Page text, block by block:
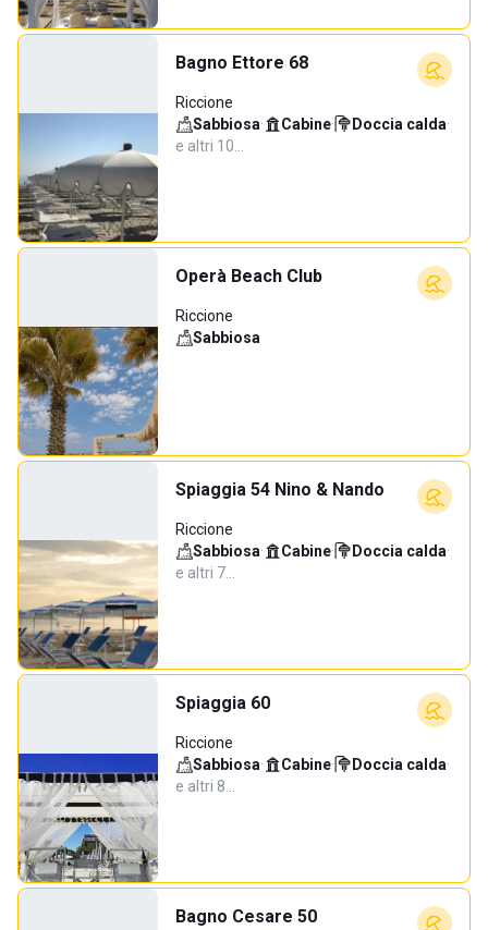
Bagno Ettore 68
Riccione
Sabbiosa· Cabine· Doccia calda·
e altri 10…
Operà Beach Club
Riccione
Sabbiosa
Spiaggia 54 Nino & Nando
Riccione
Sabbiosa· Cabine· Doccia calda·
e altri 7…
Spiaggia 60
Riccione
Sabbiosa· Cabine· Doccia calda·
e altri 8…
Bagno Cesare 50